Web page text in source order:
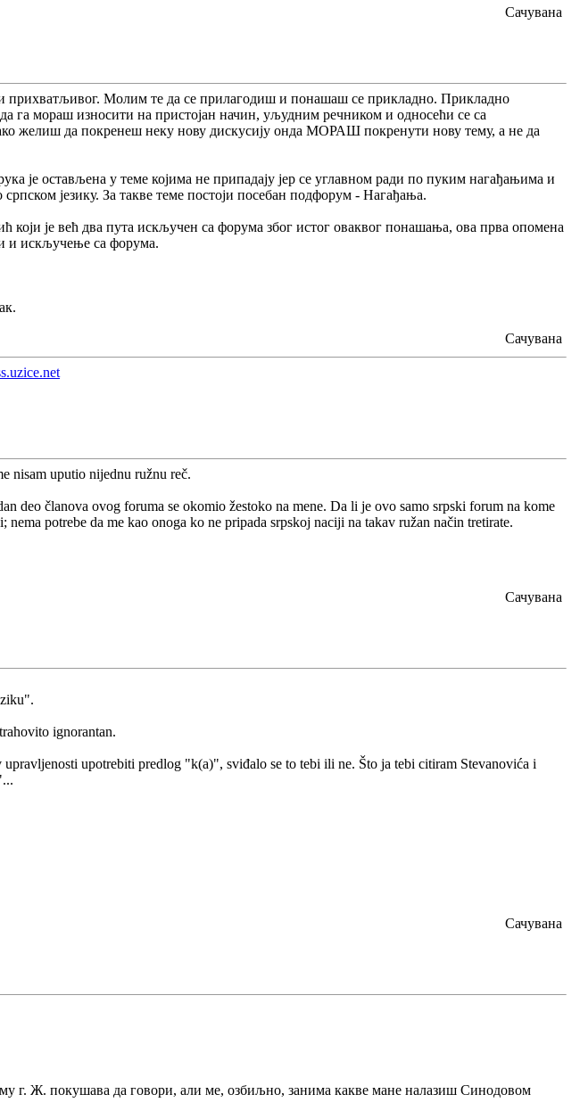
Сачувана
прихватљивог. Молим те да се прилагодиш и понашаш се прикладно. Прикладно
мораш износити на пристојан начин, уљудним речником и односећи се са
желиш да покренеш неку нову дискусију онда МОРАШ покренути нову тему, а не да
је остављена у теме којима не припадају јер се углавном ради по пуким нагађањима и
језику. За такве теме постоји посебан подфорум - Нагађања.
који је већ два пута искључен са форума због истог оваквог понашања, ова прва опомена
и искључење са форума.
Сачувана
nisam uputio nijednu ružnu reč.
deo članova ovog foruma se okomio žestoko na mene. Da li je ovo samo srpski forum na kome
potrebe da me kao onoga ko ne pripada srpskoj naciji na takav ružan način tretirate.
Сачувана
ignorantan.
upotrebiti predlog "k(a)", sviđalo se to tebi ili ne. Što ja tebi citiram Stevanovića i
Сачувана
г. Ж. покушава да говори, али ме, озбиљно, занима какве мане налазиш Синодовом